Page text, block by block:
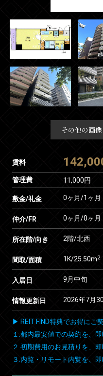
その他の画像
賃料
管理費 11,000円
敷金/礼金 0ヶ月/1ヶ月
仲介/FR 0ヶ月/0ヶ月
所在階/向き 2階/北西
間取/面積 1K/25.50m2
入居日 9月中旬
情報更新日 2026年7月
▶ REIT FIND特典でお得にご
１.都内最安値での契約を、
２.初期費用のお見積りを、
３.内覧・リモート内覧を、